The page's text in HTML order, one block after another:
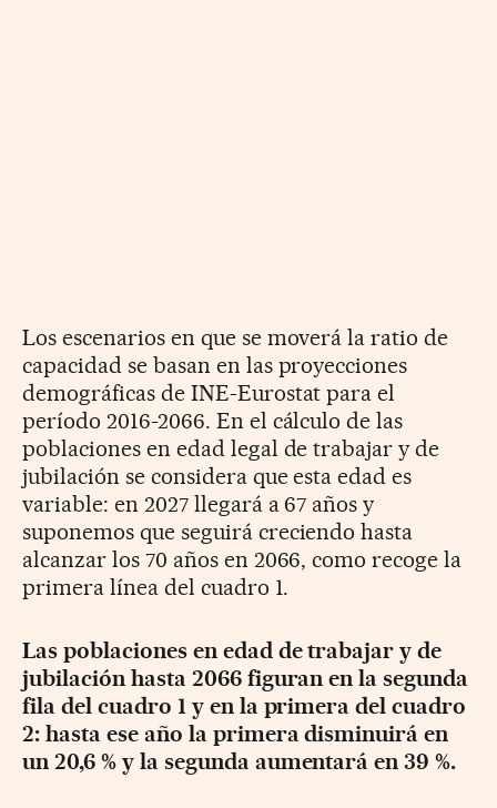
Los escenarios en que se moverá la ratio de
capacidad se basan en las proyecciones
demográficas de INE-Eurostat para el
período 2016-2066. En el cálculo de las
poblaciones en edad legal de trabajar y de
jubilación se considera que esta edad es
variable: en 2027 llegará a 67 años y
suponemos que seguirá creciendo hasta
alcanzar los 70 años en 2066, como recoge la
primera línea del cuadro 1.
Las poblaciones en edad de trabajar y de
jubilación hasta 2066 figuran en la segunda
fila del cuadro 1 y en la primera del cuadro
2: hasta ese año la primera disminuirá en
un 20,6 % y la segunda aumentará en 39 %.